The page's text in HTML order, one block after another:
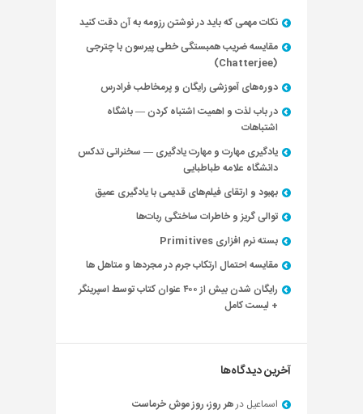
نکات مهمی که باید در نوشتن رزومه به آن دقت کنید
مقایسه ضریب همبستگی خطی پیرسون با چترجی
(Chatterjee)
دوره‌های آموزشی رایگان و پرمخاطب فرادرس
در باب لذت و اهمیت اشتباه کردن — باشگاه
اشتباهات
یادگیری مهارت و مهارت یادگیری — سخنرانی تدکس
دانشگاه علامه طباطبایی
بهبود و ارتقای فیلم‌های قدیمی با یادگیری عمیق
توالی گریز و خاطرات ساختگی ربات‌ها
بسته نرم افزاری Primitives
مقایسه احتمال ارتکاب جرم در مجردها و متاهل ها
رایگان شدن بیش از ۴۰۰ عنوان کتاب توسط اسپرینگر
+ لیست کامل
آخرین دیدگاه‌ها
اسماعیل درهر روز، روز موش خرماست